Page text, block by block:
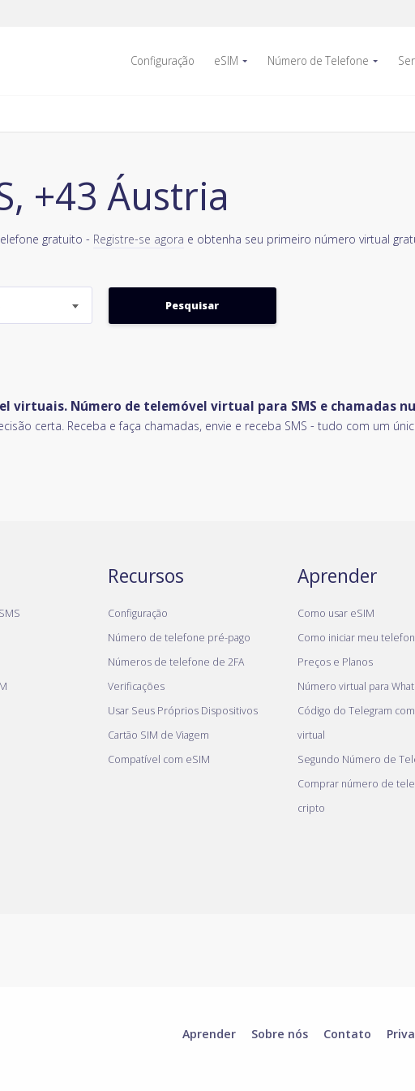
Configuração eSIM Número de Telefone
+43 Áustria
gratuito - Registre-se agora e obtenha seu primeiro número virtual
virtuais. Número de telemóvel virtual para SMS e chamadas
certa. Receba e faça chamadas, envie e receba SMS - tudo com um
Recursos
Configuração
Número de telefone pré-pago
Números de telefone de 2FA
Verificações
Usar Seus Próprios Dispositivos
Cartão SIM de Viagem
Compatível com eSIM
Aprender
Como usar eSIM
Como iniciar meu
Preços e Planos
Número virtual para
Código do Telegram
virtual
Segundo Número de
Comprar número de
cripto
Aprender Sobre nós Contato